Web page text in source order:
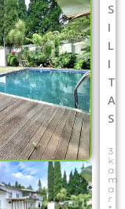
S
I
L
I
T
A
S
3
k
a
m
a
r